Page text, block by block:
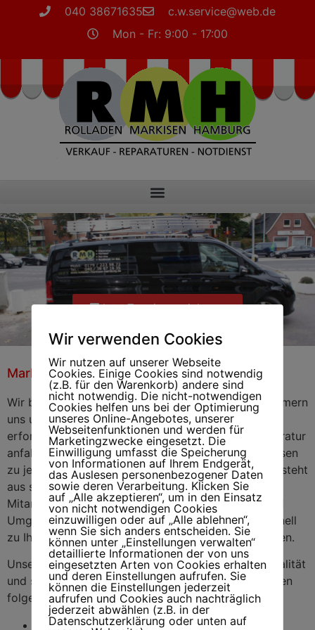
040 38671635
c.w.service@web.de
Mon - Fr: 9:00 - 17:00
Markisenreparatur
Ahrensburg
Jetzt Termin vereinbaren
Markisenreparatur Ahrensburg
Wir begrüßen Sie auf unserer Internetseite. Wir kümmern
uns um Ihr Problem und beraten Sie zu allen
erforderlichen Schritten, die bei einer Markisenreparatur
anfallen. Dadurch haben Sie kein Risiko und Sie wissen
zu jeder Zeit, was auf Sie zukommt. Unser Team besteht
aus stets hilfsbereiten und sehr kompetenten
Mitarbeitern, die zum Großteil auch in Hamburg und
Umgebung zu Hause sind. Dadurch können Sie schnell
zu Ihnen kommen, wenn Sie einen Schaden bemerken.
Unsere Produkte haben allesamt eine sehr hohe Qualität
und stammen von bekannten Firmen. Wir bieten Ihnen
folgende Services an:
Markisenreparatur
Wir verwenden Cookies
Wir nutzen auf unserer Webseite
Cookies. Einige Cookies sind notwendig
(z.B. für den Warenkorb) andere sind
nicht notwendig. Die nicht-notwendigen
Cookies helfen uns bei der Optimierung
unseres Online-Angebotes, unserer
Webseitenfunktionen und werden für
Marketingzwecke eingesetzt. Die
Einwilligung umfasst die Speicherung
von Informationen auf Ihrem Endgerät,
das Auslesen personenbezogener Daten
sowie deren Verarbeitung. Klicken Sie
auf „Alle akzeptieren“, um in den Einsatz
von nicht notwendigen Cookies
einzuwilligen oder auf „Alle ablehnen“,
wenn Sie sich anders entscheiden. Sie
können unter „Einstellungen verwalten“
detaillierte Informationen der von uns
eingesetzten Arten von Cookies erhalten
und deren Einstellungen aufrufen. Sie
können die Einstellungen jederzeit
aufrufen und Cookies auch nachträglich
jederzeit abwählen (z.B. in der
Datenschutzerklärung oder unten auf